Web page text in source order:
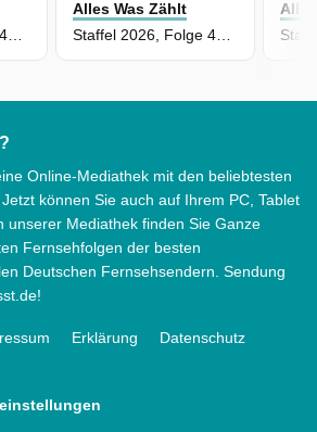
Alles Was Zählt
Staffel 2026, Folge 4949 - Gefährliche Gewissheit
Online-Mediathek mit den beliebtesten
können Sie auch auf Ihrem PC, Tablet
unserer Mediathek finden Sie Ganze
Fernsehfolgen der besten
Deutschen Fernsehsendern. Sendung
Erklärung
Datenschutz